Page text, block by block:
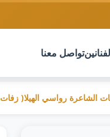
تواصل معنا
رواسي الهيلا( زفات 2025